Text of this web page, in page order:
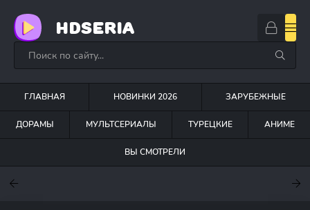
HDSERIA
ГЛАВНАЯ НОВИНКИ 2026 ЗАРУБЕЖНЫЕ
ДОРАМЫ МУЛЬТСЕРИАЛЫ ТУРЕЦКИЕ АНИМЕ
ВЫ СМОТРЕЛИ